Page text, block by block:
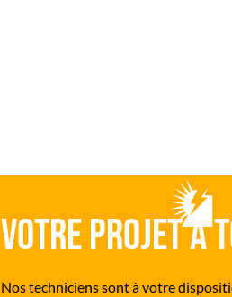
Votre projet a
Nos techniciens sont à votre